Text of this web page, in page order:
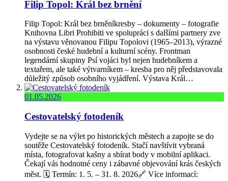
Filip Topol: Král bez brnění
Filip Topol: Král bez brněníkresby – dokumenty – fotografie
Knihovna Libri Prohibiti ve spolupráci s dalšími partnery zve
na výstavu věnovanou Filipu Topolovi (1965–2013), výrazné
osobnosti české hudební a kulturní scény. Frontman
legendární skupiny Psí vojáci byl nejen hudebníkem a
textařem, ale také výtvarníkem – kresba pro něj představovala
důležitý způsob osobního vyjádření. Výstava Král…
01.05.2026
Cestovatelský fotodeník
Vydejte se na výlet po historických městech a zapojte se do
soutěže Cestovatelský fotodeník. Stačí navštívit vybraná
místa, fotografovat kašny a sbírat body v mobilní aplikaci.
Čekají vás hodnotné ceny i zábavné objevování krás českých
měst. 🗓️ Termín: 1. 5. – 31. 8. 2026🔗 Více informací: